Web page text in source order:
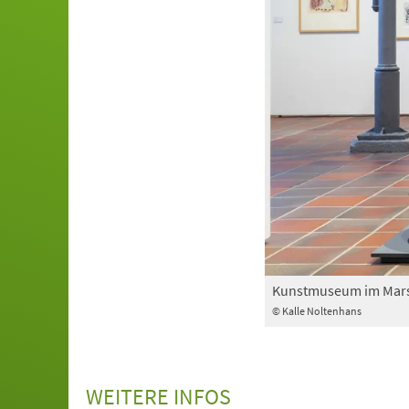
© Kalle Noltenhans
Kunstmuseum im
WEITERE INFOS